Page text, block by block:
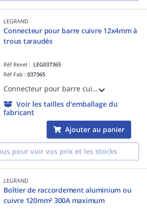
LEGRAND
Connecteur pour barre cuivre 12x4mm à
trous taraudés
Réf Rexel : LEG037365
Réf Fab :037365
Connecteur pour barre cuivre 12x4mm à trous taraudés - pour raccordement d'un ou 2 conducteurs de protection de 1,5mm² à 10mm² - livré avec vis D=5mm
Voir les tailles d'emballage du
fabricant
Ajouter au panier
pour voir vos prix et les stocks
LEGRAND
Boîtier de raccordement aluminium ou
cuivre 120mm² 300A maximum